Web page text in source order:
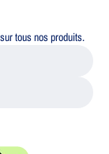
tous nos produits.